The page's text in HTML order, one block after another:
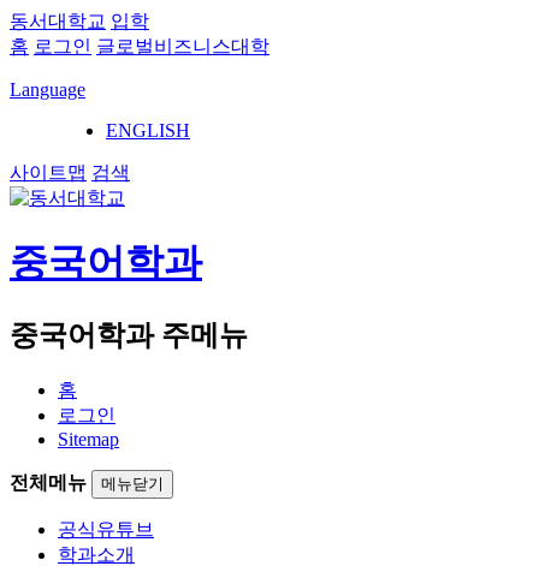
동서대학교 입학
홈 로그인 글로벌비즈니스대학
Language
ENGLISH
사이트맵 검색
중국어학과
중국어학과 주메뉴
홈
로그인
Sitemap
전체메뉴 메뉴닫기
공식유튜브
학과소개